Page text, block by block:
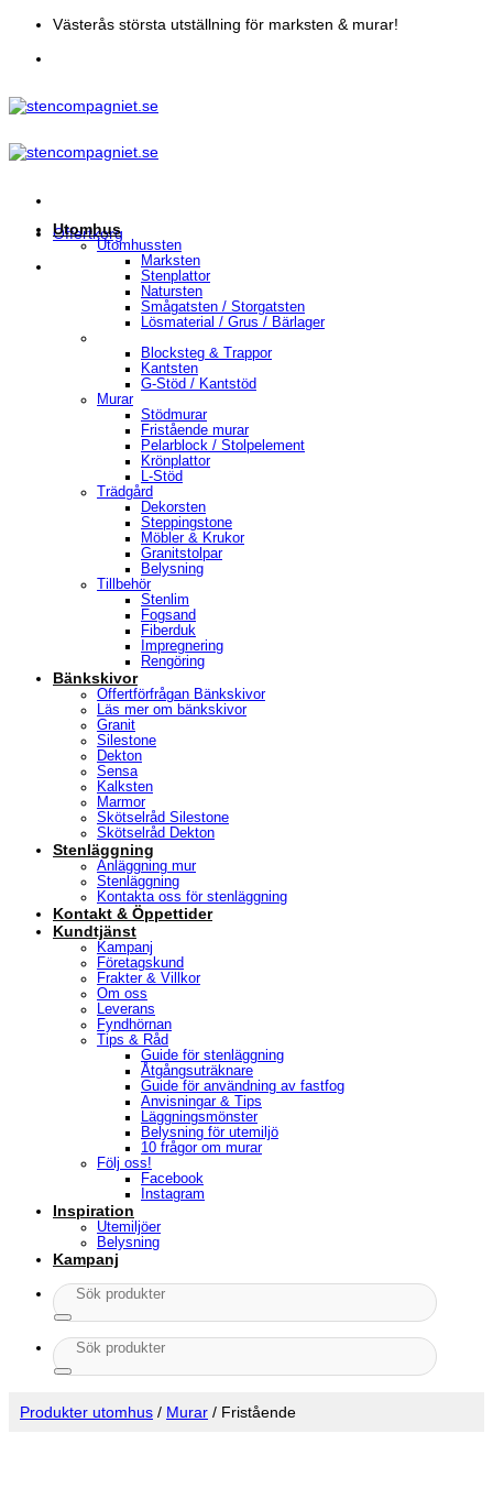
Skip
content
Västerås största utställning för marksten & murar!
Offertkorg
Utomhus
Utomhussten
Marksten
Stenplattor
Natursten
Smågatsten / Storgatsten
Lösmaterial / Grus / Bärlager
Blocksteg & Trappor
Kantsten
G-Stöd / Kantstöd
Murar
Stödmurar
Fristående murar
Pelarblock / Stolpelement
Krönplattor
L-Stöd
Trädgård
Dekorsten
Steppingstone
Möbler & Krukor
Granitstolpar
Belysning
Tillbehör
Stenlim
Fogsand
Fiberduk
Impregnering
Rengöring
Bänkskivor
Offertförfrågan Bänkskivor
Läs mer om bänkskivor
Granit
Silestone
Dekton
Sensa
Kalksten
Marmor
Skötselråd Silestone
Skötselråd Dekton
Stenläggning
Anläggning mur
Stenläggning
Kontakta oss för stenläggning
Kontakt & Öppettider
Kundtjänst
Kampanj
Företagskund
Frakter & Villkor
Om oss
Leverans
Fyndhörnan
Tips & Råd
Guide för stenläggning
Åtgångsuträknare
Guide för användning av fastfog
Anvisningar & Tips
Läggningsmönster
Belysning för utemiljö
10 frågor om murar
Följ oss!
Facebook
Instagram
Inspiration
Utemiljöer
Belysning
Kampanj
Sök
efter:
Sök
efter:
Produkter utomhus / Murar / Fristående